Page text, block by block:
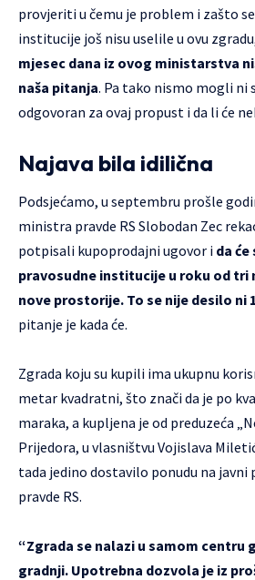
provjeriti u čemu je problem i zašto
institucije još nisu uselile u ovu
mjesec dana iz ovog ministarstva
naša pitanja. Pa tako nismo mogli ni
odgovoran za ovaj propust i da li će
Najava bila idilična
Podsjećamo, u septembru prošle
ministra pravde RS Slobodan Zec
potpisali kupoprodajni ugovor i da
pravosudne institucije u roku od tri
nove prostorije. To se nije desilo ni
pitanje je kada će.
Zgrada koju su kupili ima ukupnu
metar kvadratni, što znači da je po
maraka, a kupljena je od preduzeća
Prijedora, u vlasništvu Vojislava
tada jedino dostavilo ponudu na javni
pravde RS.
“Zgrada se nalazi u samom centru
gradnji. Upotrebna dozvola je iz